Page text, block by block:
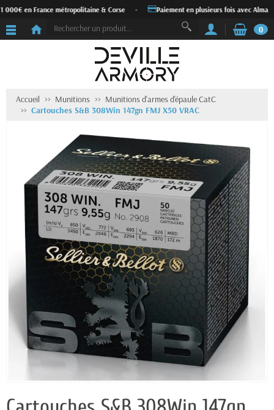
en France métropolitaine & Corse Paiement en plusieurs fois avec Alma
0
Accueil Munitions
Munitions d'armes d'épaule CatC
Cartouches S&B 308Win 147gn FMJ X50 VRAC